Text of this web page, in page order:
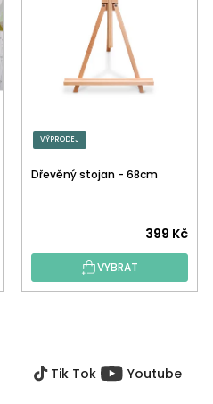
VÝPRODEJ
Dřevěný stojan - 68cm
399 Kč
VYBRAT
Tik Tok Youtube